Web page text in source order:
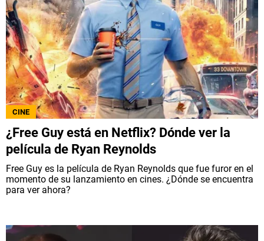
CINE
¿Free Guy está en Netflix? Dónde ver la
película de Ryan Reynolds
Free Guy es la película de Ryan Reynolds que fue furor en el
momento de su lanzamiento en cines. ¿Dónde se encuentra
para ver ahora?